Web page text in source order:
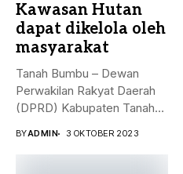
Kawasan Hutan
dapat dikelola oleh
masyarakat
Tanah Bumbu – Dewan
Perwakilan Rakyat Daerah
(DPRD) Kabupaten Tanah
BYADMIN 3 OKTOBER 2023